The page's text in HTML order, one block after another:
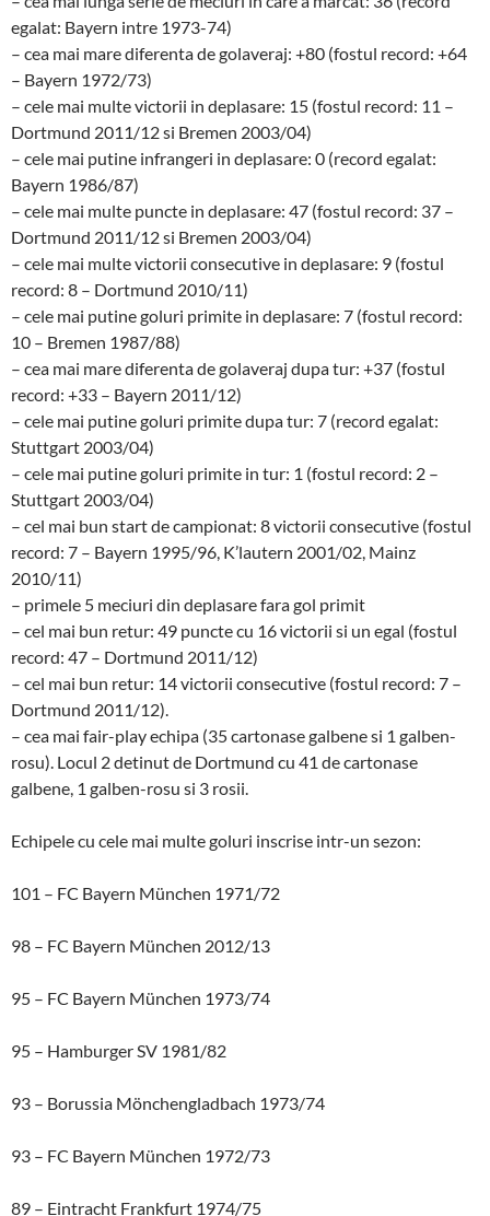
egalat: Bayern intre 1973-74)
– cea mai mare diferenta de golaveraj: +80 (fostul record: +64
– Bayern 1972/73)
– cele mai multe victorii in deplasare: 15 (fostul record: 11 –
Dortmund 2011/12 si Bremen 2003/04)
– cele mai putine infrangeri in deplasare: 0 (record egalat:
Bayern 1986/87)
– cele mai multe puncte in deplasare: 47 (fostul record: 37 –
Dortmund 2011/12 si Bremen 2003/04)
– cele mai multe victorii consecutive in deplasare: 9 (fostul
record: 8 – Dortmund 2010/11)
– cele mai putine goluri primite in deplasare: 7 (fostul record:
10 – Bremen 1987/88)
– cea mai mare diferenta de golaveraj dupa tur: +37 (fostul
record: +33 – Bayern 2011/12)
– cele mai putine goluri primite dupa tur: 7 (record egalat:
Stuttgart 2003/04)
– cele mai putine goluri primite in tur: 1 (fostul record: 2 –
Stuttgart 2003/04)
– cel mai bun start de campionat: 8 victorii consecutive (fostul
record: 7 – Bayern 1995/96, K’lautern 2001/02, Mainz
2010/11)
– primele 5 meciuri din deplasare fara gol primit
– cel mai bun retur: 49 puncte cu 16 victorii si un egal (fostul
record: 47 – Dortmund 2011/12)
– cel mai bun retur: 14 victorii consecutive (fostul record: 7 –
Dortmund 2011/12).
– cea mai fair-play echipa (35 cartonase galbene si 1 galben-
rosu). Locul 2 detinut de Dortmund cu 41 de cartonase
galbene, 1 galben-rosu si 3 rosii.
Echipele cu cele mai multe goluri inscrise intr-un sezon:
101 – FC Bayern München 1971/72
98 – FC Bayern München 2012/13
95 – FC Bayern München 1973/74
95 – Hamburger SV 1981/82
93 – Borussia Mönchengladbach 1973/74
93 – FC Bayern München 1972/73
89 – Eintracht Frankfurt 1974/75